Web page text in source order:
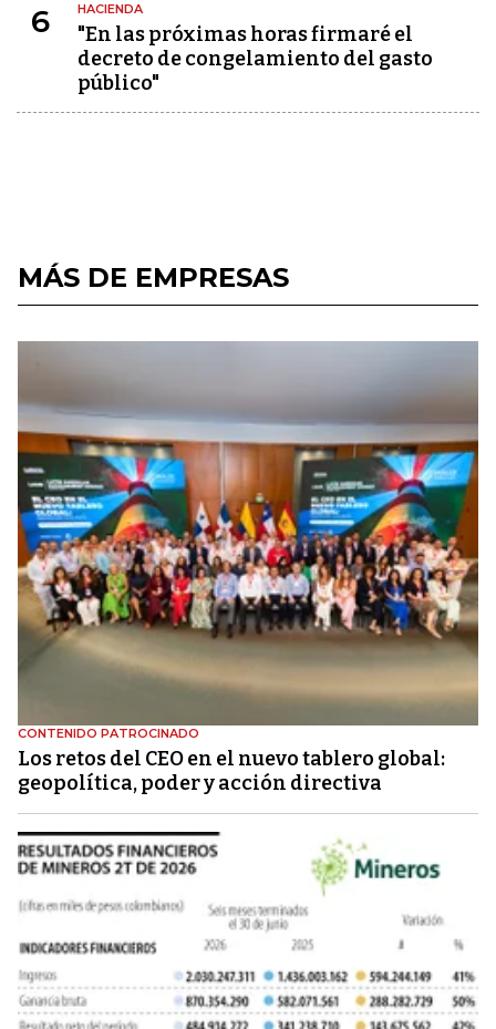
6 HACIENDA
"En las próximas horas firmaré el
decreto de congelamiento del gasto
público"
MÁS DE EMPRESAS
CONTENIDO PATROCINADO
Los retos del CEO en el nuevo tablero global:
geopolítica, poder y acción directiva